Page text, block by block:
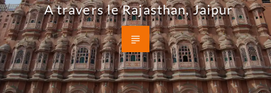
A travers le Rajasthan, Jaipur